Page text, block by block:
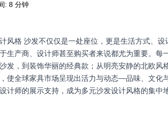
: 8 分钟
风格 沙发不仅仅是一处座位，更是生活方式、
生产商、设计师甚至购买者来说都尤为重要。
发，到装饰华丽的经典款；从明亮安静的北欧风
使全球家具市场呈现出活力与动态—品味、文
计师的展示支持，成为多元沙发设计风格的集